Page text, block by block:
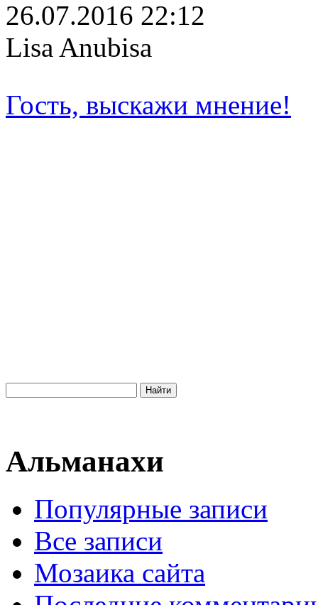
26.07.2016 22:12
Lisa Anubisa
Гость, выскажи мнение!
Альманахи
Популярные записи
Все записи
Мозаика сайта